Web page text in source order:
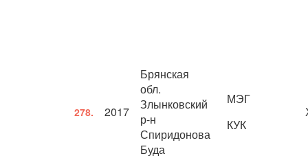
278. 2017
Брянская
обл.
Злынковский
р-н
Спиридонова
Буда
МЭГ
КУК